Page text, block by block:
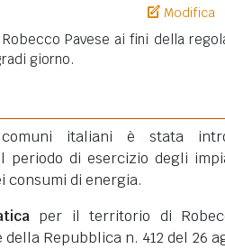
Modifica
Pavese ai fini della
giorno.
italiani è stata
periodo di esercizio degli
consumi di energia.
per il territorio di
Repubblica n. 412 del 26